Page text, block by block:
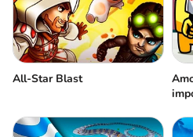
All-Star Blast